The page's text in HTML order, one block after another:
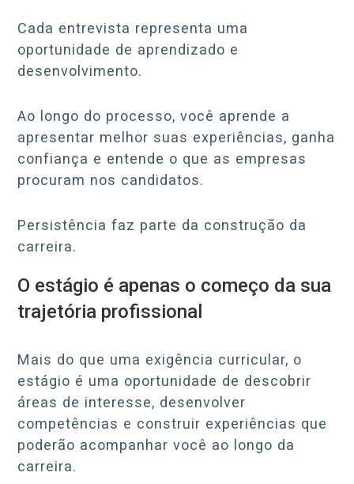
Cada entrevista representa uma
oportunidade de aprendizado e
desenvolvimento.
Ao longo do processo, você aprende a
apresentar melhor suas experiências, ganha
confiança e entende o que as empresas
procuram nos candidatos.
Persistência faz parte da construção da
carreira.
O estágio é apenas o começo da sua
trajetória profissional
Mais do que uma exigência curricular, o
estágio é uma oportunidade de descobrir
áreas de interesse, desenvolver
competências e construir experiências que
poderão acompanhar você ao longo da
carreira.